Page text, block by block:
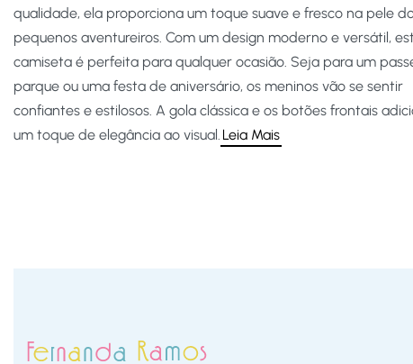
qualidade, ela proporciona um toque suave e fresco na pele
pequenos aventureiros. Com um design moderno e versátil,
camiseta é perfeita para qualquer ocasião. Seja para um
parque ou uma festa de aniversário, os meninos vão se sentir
confiantes e estilosos. A gola clássica e os botões frontais
um toque de elegância ao visual. Leia Mais